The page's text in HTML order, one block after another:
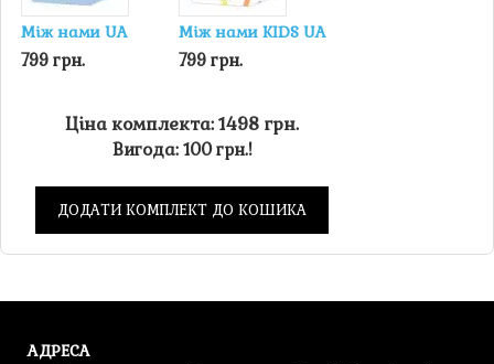
Між нами UA
799 грн.
Між нами KIDS UA
799 грн.
Ціна комплекта: 1498 грн.
Вигода: 100 грн.!
ДОДАТИ КОМПЛЕКТ ДО КОШИКА
АДРЕСА